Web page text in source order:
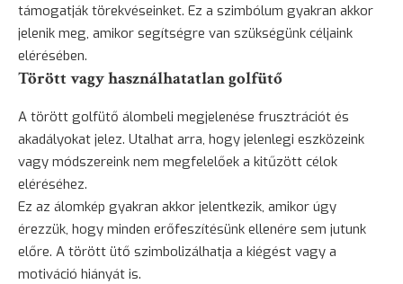
támogatják törekvéseinket. Ez a szimbólum gyakran akkor
jelenik meg, amikor segítségre van szükségünk céljaink
elérésében.
Törött vagy használhatatlan golfütő
A törött golfütő álombeli megjelenése frusztrációt és
akadályokat jelez. Utalhat arra, hogy jelenlegi eszközeink
vagy módszereink nem megfelelőek a kitűzött célok
eléréséhez.
Ez az álomkép gyakran akkor jelentkezik, amikor úgy
érezzük, hogy minden erőfeszítésünk ellenére sem jutunk
előre. A törött ütő szimbolizálhatja a kiégést vagy a
motiváció hiányát is.